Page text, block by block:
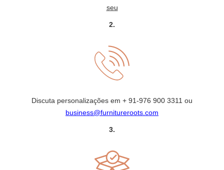
seu
2.
Discuta personalizações em + 91-976 900 3311 ou
business@furnitureroots.com
3.